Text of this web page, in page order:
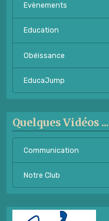
Evènements
Education
Obéissance
EducaJump
Quelques Vidéos ...
Communication
Notre Club